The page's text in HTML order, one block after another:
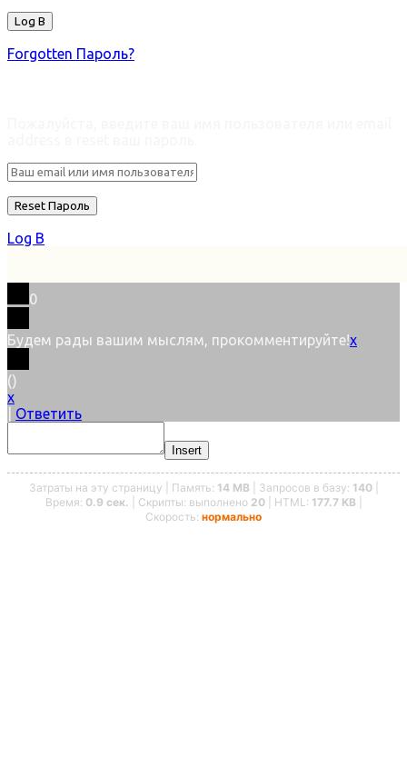
Forgotten Пароль?
Log В
0
Будем рады вашим мыслям, прокомментируйте!x
()
x
Ответить
Insert
Затраты на эту страницу | Память: 14 MB | Запросов в базу: 140|
Время: 0.9 сек. | Скрипты: выполнено 20| HTML: 177.7 KB
Скорость: нормально